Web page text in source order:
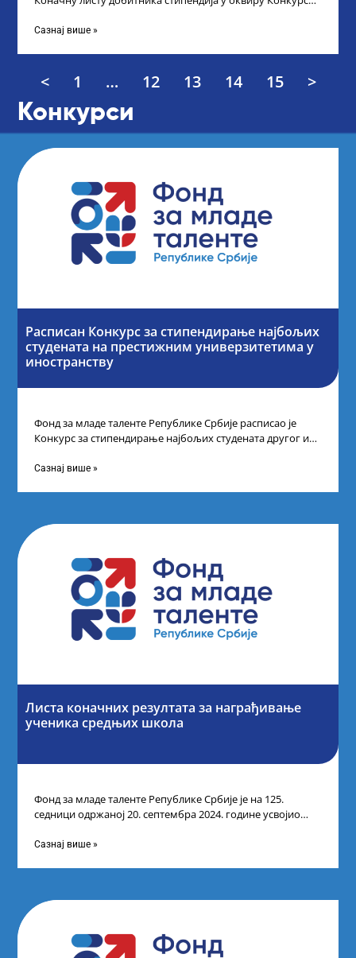
Сазнај више »
< 1 … 12 13 14 15 >
Конкурси
Расписан Конкурс за стипендирање најбољих
студената на престижним универзитетима у
иностранству
Фонд за младе таленте Републике Србије расписао је
Конкурс за стипендирање најбољих студената другог и
Сазнај више »
Листа коначних резултата за награђивање
ученика средњих школа
Фонд за младе таленте Републике Србије је на 125.
седници одржаној 20. септембра 2024. године усвојио
Сазнај више »